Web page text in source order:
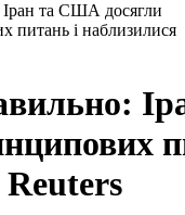
та США досягли
питань і наблизилися